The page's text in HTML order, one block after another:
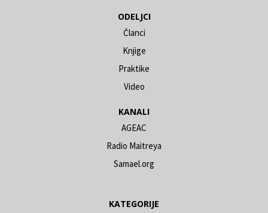
ODELJCI
Članci
Knjige
Praktike
Video
KANALI
AGEAC
Radio Maitreya
Samael.org
KATEGORIJE